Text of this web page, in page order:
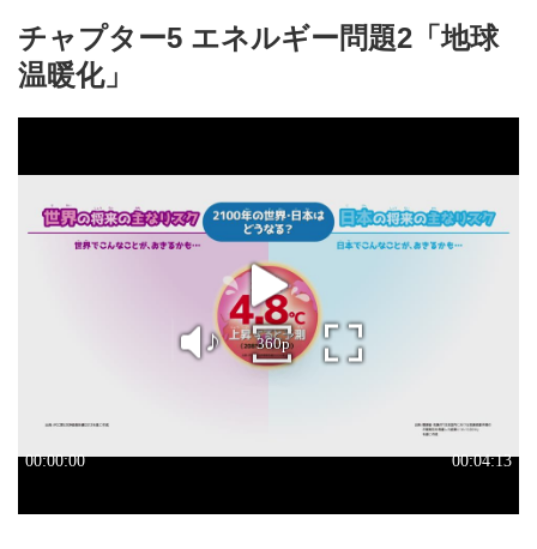
チャプター5 エネルギー問題2「地球
温暖化」